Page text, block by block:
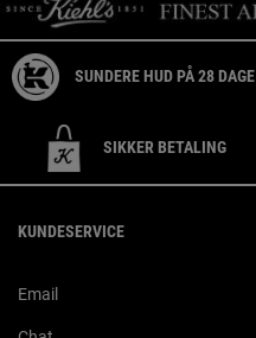
SUNDERE HUD PÅ 28 DAGE
SIKKER BETALING
KUNDESERVICE
Email